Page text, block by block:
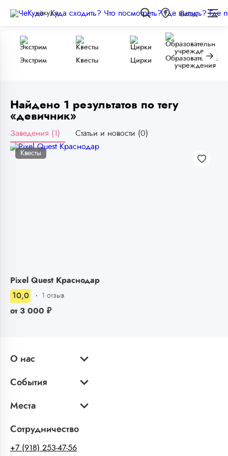
чёкуда Вход
Экстрим Квесты Цирки
Образовательные
учреждения
Найдено 1 результатов по тегу
«девичник»
Заведения (1) Статьи и новости (0)
Квесты
Pixel Quest Краснодар
10,0
1 отзыв
от 3 000 ₽
О нас
События
Места
Сотрудничество
+7 (918) 253-47-56